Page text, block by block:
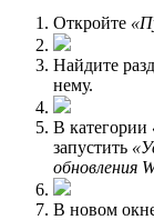
Откройте
Найдите
нему.
В категории
запустить
обновления
В новом